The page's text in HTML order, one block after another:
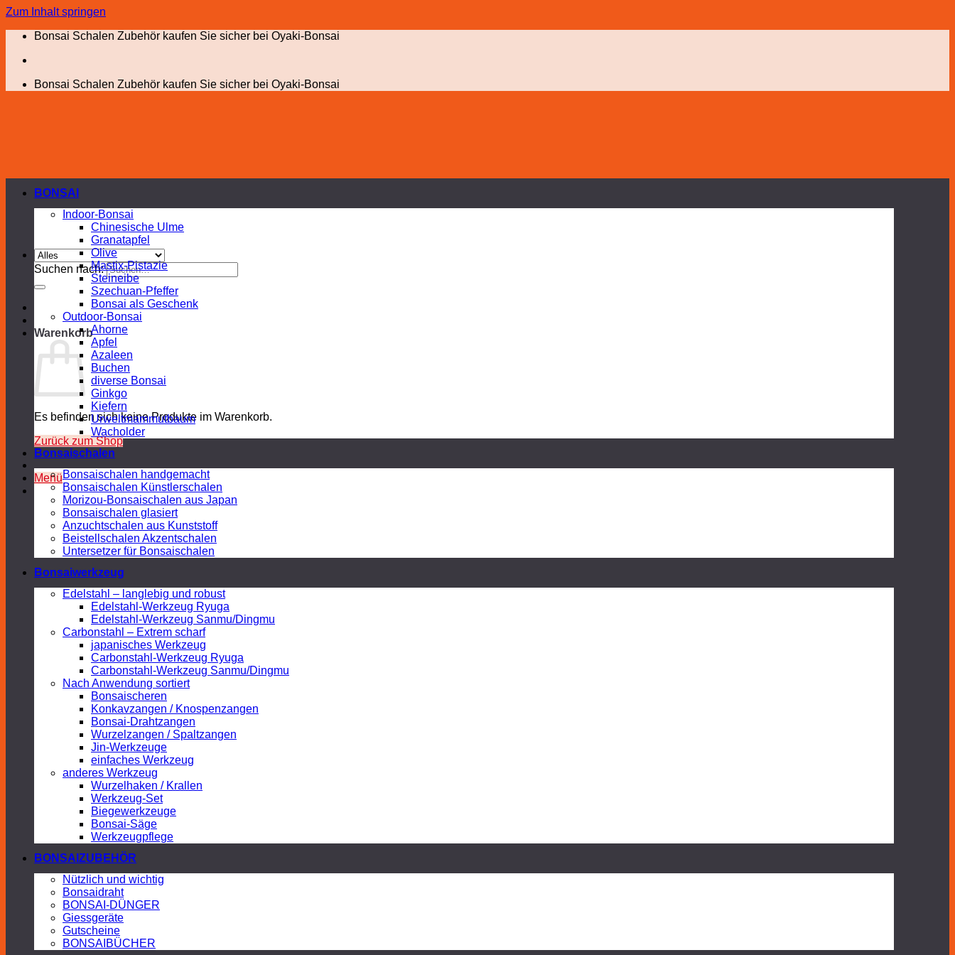
Zum Inhalt springen
Bonsai Schalen Zubehör kaufen Sie sicher bei Oyaki-Bonsai
Bonsai Schalen Zubehör kaufen Sie sicher bei Oyaki-Bonsai
Suchen nach:
Warenkorb
Es befinden sich keine Produkte im Warenkorb.
Zurück zum Shop
Menü
BONSAI
Indoor-Bonsai
Chinesische Ulme
Granatapfel
Olive
Mastix-Pistazie
Steineibe
Szechuan-Pfeffer
Bonsai als Geschenk
Outdoor-Bonsai
Ahorne
Apfel
Azaleen
Buchen
diverse Bonsai
Ginkgo
Kiefern
Urweltmammutbaum
Wacholder
Bonsaischalen
Bonsaischalen handgemacht
Bonsaischalen Künstlerschalen
Morizou-Bonsaischalen aus Japan
Bonsaischalen glasiert
Anzuchtschalen aus Kunststoff
Beistellschalen Akzentschalen
Untersetzer für Bonsaischalen
Bonsaiwerkzeug
Edelstahl – langlebig und robust
Edelstahl-Werkzeug Ryuga
Edelstahl-Werkzeug Sanmu/Dingmu
Carbonstahl – Extrem scharf
japanisches Werkzeug
Carbonstahl-Werkzeug Ryuga
Carbonstahl-Werkzeug Sanmu/Dingmu
Nach Anwendung sortiert
Bonsaischeren
Konkavzangen / Knospenzangen
Bonsai-Drahtzangen
Wurzelzangen / Spaltzangen
Jin-Werkzeuge
einfaches Werkzeug
anderes Werkzeug
Wurzelhaken / Krallen
Werkzeug-Set
Biegewerkzeuge
Bonsai-Säge
Werkzeugpflege
BONSAIZUBEHÖR
Nützlich und wichtig
Bonsaidraht
BONSAI-DÜNGER
Giessgeräte
Gutscheine
BONSAIBÜCHER